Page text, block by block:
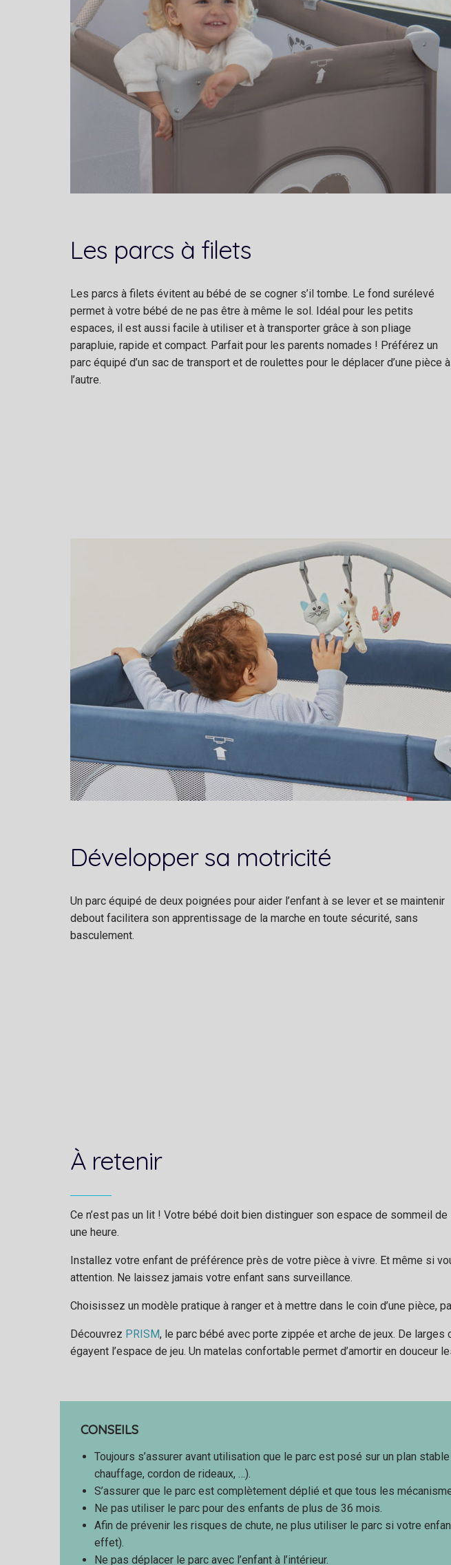
Les parcs à filets
Les parcs à filets évitent au bébé de se cogner s’il tombe. Le fond surélevé
permet à votre bébé de ne pas être à même le sol. Idéal pour les petits
espaces, il est aussi facile à utiliser et à transporter grâce à son pliage
parapluie, rapide et compact. Parfait pour les parents nomades ! Préférez un
parc équipé d’un sac de transport et de roulettes pour le déplacer d’une pièce à
l’autre.
Développer sa motricité
Un parc équipé de deux poignées pour aider l’enfant à se lever et se maintenir
debout facilitera son apprentissage de la marche en toute sécurité, sans
basculement.
À retenir
Ce n’est pas un lit ! Votre bébé doit bien distinguer son espace de sommeil
une heure.
Installez votre enfant de préférence près de votre pièce à vivre. Et même si
attention. Ne laissez jamais votre enfant sans surveillance.
Choisissez un modèle pratique à ranger et à mettre dans le coin d’une pièce,
Découvrez PRISM, le parc bébé avec porte zippée et arche de jeux. De
égayent l’espace de jeu. Un matelas confortable permet d’amortir en
CONSEILS
Toujours s’assurer avant utilisation que le parc est posé sur un plan
chauffage, cordon de rideaux, …).
S’assurer que le parc est complètement déplié et que tous les
Ne pas utiliser le parc pour des enfants de plus de 36 mois.
Afin de prévenir les risques de chute, ne plus utiliser le parc si votre
effet).
Ne pas déplacer le parc avec l’enfant à l’intérieur.